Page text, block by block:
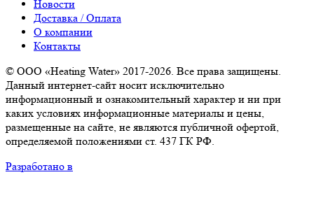
Новости
Доставка / Оплата
О компании
Контакты
© ООО «Heating Water» 2017-2026. Все права защищены.
Данный интернет-сайт носит исключительно
информационный и ознакомительный характер и ни при
каких условиях информационные материалы и цены,
размещенные на сайте, не являются публичной офертой,
определяемой положениями ст. 437 ГК РФ.
Разработано в